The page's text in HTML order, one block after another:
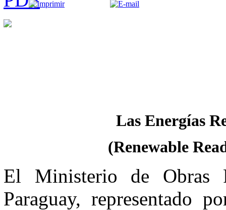
Las Energías
(Renewable
El Ministerio de Obras
Paraguay, representado